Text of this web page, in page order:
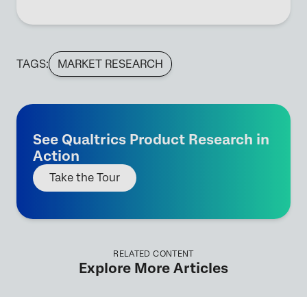
TAGS: MARKET RESEARCH
See Qualtrics Product Research in
Action
Take the Tour
RELATED CONTENT
Explore More Articles